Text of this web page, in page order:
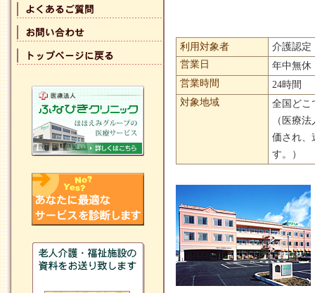
利用対象者
介護認定
営業日
年中無休
営業時間
24時間
対象地域
全国どこ
（医療
価され、
す。）